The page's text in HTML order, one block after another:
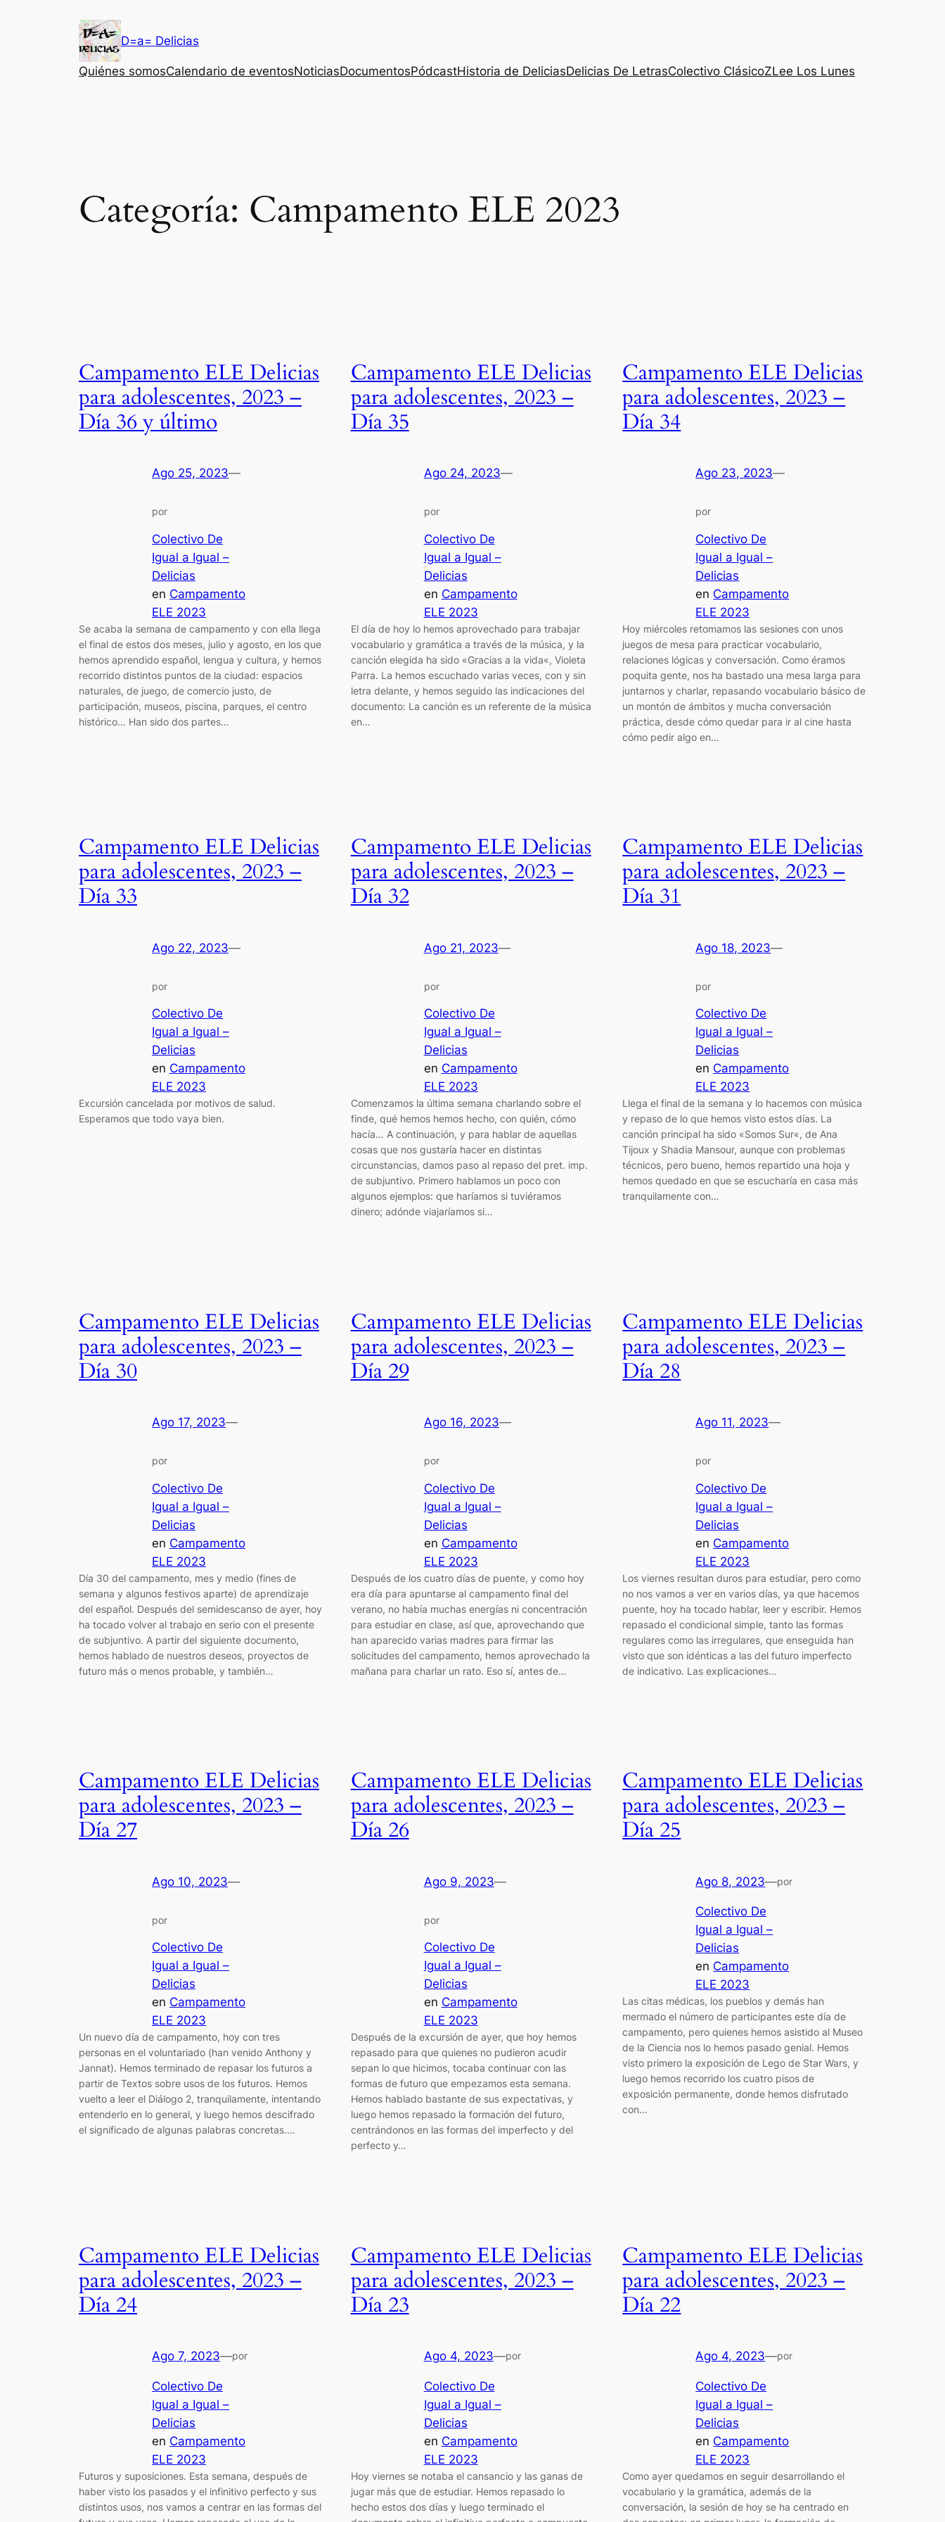
D=a= Delicias
Quiénes somosCalendario de eventosNoticiasDocumentosPódcastHistoria de DeliciasDelicias De LetrasColectivo ClásicoZLee Los Lunes
Categoría: Campamento ELE 2023
Campamento ELE Delicias
para adolescentes, 2023 –
Día 36 y último
Ago 25, 2023—
por
Colectivo De
Igual a Igual –
Delicias
en Campamento
ELE 2023
Se acaba la semana de campamento y con ella llega
el final de estos dos meses, julio y agosto, en los que
hemos aprendido español, lengua y cultura, y hemos
recorrido distintos puntos de la ciudad: espacios
naturales, de juego, de comercio justo, de
participación, museos, piscina, parques, el centro
histórico… Han sido dos partes…
Campamento ELE Delicias
para adolescentes, 2023 –
Día 35
Ago 24, 2023—
por
Colectivo De
Igual a Igual –
Delicias
en Campamento
ELE 2023
El día de hoy lo hemos aprovechado para trabajar
vocabulario y gramática a través de la música, y la
canción elegida ha sido «Gracias a la vida«, Violeta
Parra. La hemos escuchado varias veces, con y sin
letra delante, y hemos seguido las indicaciones del
documento: La canción es un referente de la música
en…
Campamento ELE Delicias
para adolescentes, 2023 –
Día 34
Ago 23, 2023—
por
Colectivo De
Igual a Igual –
Delicias
en Campamento
ELE 2023
Hoy miércoles retomamos las sesiones con unos
juegos de mesa para practicar vocabulario,
relaciones lógicas y conversación. Como éramos
poquita gente, nos ha bastado una mesa larga para
juntarnos y charlar, repasando vocabulario básico de
un montón de ámbitos y mucha conversación
práctica, desde cómo quedar para ir al cine hasta
cómo pedir algo en…
Campamento ELE Delicias
para adolescentes, 2023 –
Día 33
Ago 22, 2023—
por
Colectivo De
Igual a Igual –
Delicias
en Campamento
ELE 2023
Excursión cancelada por motivos de salud.
Esperamos que todo vaya bien.
Campamento ELE Delicias
para adolescentes, 2023 –
Día 32
Ago 21, 2023—
por
Colectivo De
Igual a Igual –
Delicias
en Campamento
ELE 2023
Comenzamos la última semana charlando sobre el
finde, qué hemos hemos hecho, con quién, cómo
hacía… A continuación, y para hablar de aquellas
cosas que nos gustaría hacer en distintas
circunstancias, damos paso al repaso del pret. imp.
de subjuntivo. Primero hablamos un poco con
algunos ejemplos: que haríamos si tuviéramos
dinero; adónde viajaríamos si…
Campamento ELE Delicias
para adolescentes, 2023 –
Día 31
Ago 18, 2023—
por
Colectivo De
Igual a Igual –
Delicias
en Campamento
ELE 2023
Llega el final de la semana y lo hacemos con música
y repaso de lo que hemos visto estos días. La
canción principal ha sido «Somos Sur«, de Ana
Tijoux y Shadia Mansour, aunque con problemas
técnicos, pero bueno, hemos repartido una hoja y
hemos quedado en que se escucharía en casa más
tranquilamente con…
Campamento ELE Delicias
para adolescentes, 2023 –
Día 30
Ago 17, 2023—
por
Colectivo De
Igual a Igual –
Delicias
en Campamento
ELE 2023
Día 30 del campamento, mes y medio (fines de
semana y algunos festivos aparte) de aprendizaje
del español. Después del semidescanso de ayer, hoy
ha tocado volver al trabajo en serio con el presente
de subjuntivo. A partir del siguiente documento,
hemos hablado de nuestros deseos, proyectos de
futuro más o menos probable, y también…
Campamento ELE Delicias
para adolescentes, 2023 –
Día 29
Ago 16, 2023—
por
Colectivo De
Igual a Igual –
Delicias
en Campamento
ELE 2023
Después de los cuatro días de puente, y como hoy
era día para apuntarse al campamento final del
verano, no había muchas energías ni concentración
para estudiar en clase, así que, aprovechando que
han aparecido varias madres para firmar las
solicitudes del campamento, hemos aprovechado la
mañana para charlar un rato. Eso sí, antes de…
Campamento ELE Delicias
para adolescentes, 2023 –
Día 28
Ago 11, 2023—
por
Colectivo De
Igual a Igual –
Delicias
en Campamento
ELE 2023
Los viernes resultan duros para estudiar, pero como
no nos vamos a ver en varios días, ya que hacemos
puente, hoy ha tocado hablar, leer y escribir. Hemos
repasado el condicional simple, tanto las formas
regulares como las irregulares, que enseguida han
visto que son idénticas a las del futuro imperfecto
de indicativo. Las explicaciones…
Campamento ELE Delicias
para adolescentes, 2023 –
Día 27
Ago 10, 2023—
por
Colectivo De
Igual a Igual –
Delicias
en Campamento
ELE 2023
Un nuevo día de campamento, hoy con tres
personas en el voluntariado (han venido Anthony y
Jannat). Hemos terminado de repasar los futuros a
partir de Textos sobre usos de los futuros. Hemos
vuelto a leer el Diálogo 2, tranquilamente, intentando
entenderlo en lo general, y luego hemos descifrado
el significado de algunas palabras concretas.…
Campamento ELE Delicias
para adolescentes, 2023 –
Día 26
Ago 9, 2023—
por
Colectivo De
Igual a Igual –
Delicias
en Campamento
ELE 2023
Después de la excursión de ayer, que hoy hemos
repasado para que quienes no pudieron acudir
sepan lo que hicimos, tocaba continuar con las
formas de futuro que empezamos esta semana.
Hemos hablado bastante de sus expectativas, y
luego hemos repasado la formación del futuro,
centrándonos en las formas del imperfecto y del
perfecto y…
Campamento ELE Delicias
para adolescentes, 2023 –
Día 25
Ago 8, 2023—por
Colectivo De
Igual a Igual –
Delicias
en Campamento
ELE 2023
Las citas médicas, los pueblos y demás han
mermado el número de participantes este día de
campamento, pero quienes hemos asistido al Museo
de la Ciencia nos lo hemos pasado genial. Hemos
visto primero la exposición de Lego de Star Wars, y
luego hemos recorrido los cuatro pisos de
exposición permanente, donde hemos disfrutado
con…
Campamento ELE Delicias
para adolescentes, 2023 –
Día 24
Ago 7, 2023—por
Colectivo De
Igual a Igual –
Delicias
en Campamento
ELE 2023
Futuros y suposiciones. Esta semana, después de
haber visto los pasados y el infinitivo perfecto y sus
distintos usos, nos vamos a centrar en las formas del
Campamento ELE Delicias
para adolescentes, 2023 –
Día 23
Ago 4, 2023—por
Colectivo De
Igual a Igual –
Delicias
en Campamento
ELE 2023
Hoy viernes se notaba el cansancio y las ganas de
jugar más que de estudiar. Hemos repasado lo
hecho estos dos días y luego terminado el
Campamento ELE Delicias
para adolescentes, 2023 –
Día 22
Ago 4, 2023—por
Colectivo De
Igual a Igual –
Delicias
en Campamento
ELE 2023
Como ayer quedamos en seguir desarrollando el
vocabulario y la gramática, además de la
conversación, la sesión de hoy se ha centrado en